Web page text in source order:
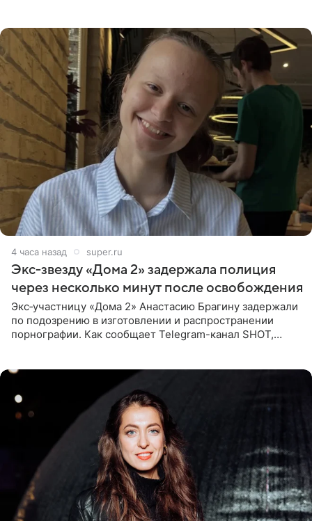
4 часа назад super.ru
Экс‑звезду «Дома 2» задержала полиция
через несколько минут после освобождения
Экс‑участницу «Дома 2» Анастасию Брагину задержали
по подозрению в изготовлении и распространении
порнографии. Как сообщает Telegram-канал SHOT,